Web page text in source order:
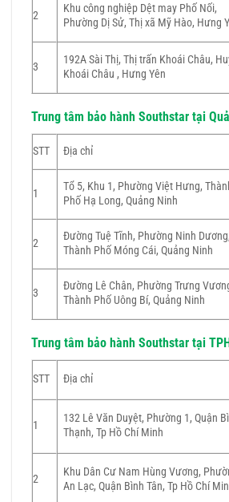
2
Khu công nghiệp Dệt may Phố Nối,
Phường Dị Sử, Thị xã Mỹ Hào, Hưng
3
192A Sài Thị, Thị trấn Khoái Châu,
Khoái Châu , Hưng Yên
Trung tâm bảo hành Southstar tại
STT Địa chỉ
1
Tổ 5, Khu 1, Phường Việt Hưng,
Phố Hạ Long, Quảng Ninh
2
Đường Tuệ Tĩnh, Phường Ninh Dương,
Thành Phố Móng Cái, Quảng Ninh
3
Đường Lê Chân, Phường Trưng
Thành Phố Uông Bí, Quảng Ninh
Trung tâm bảo hành Southstar tại
STT Địa chỉ
1
132 Lê Văn Duyệt, Phường 1, Quận
Thạnh, Tp Hồ Chí Minh
2
Khu Dân Cư Nam Hùng Vương,
An Lạc, Quận Bình Tân, Tp Hồ Chí